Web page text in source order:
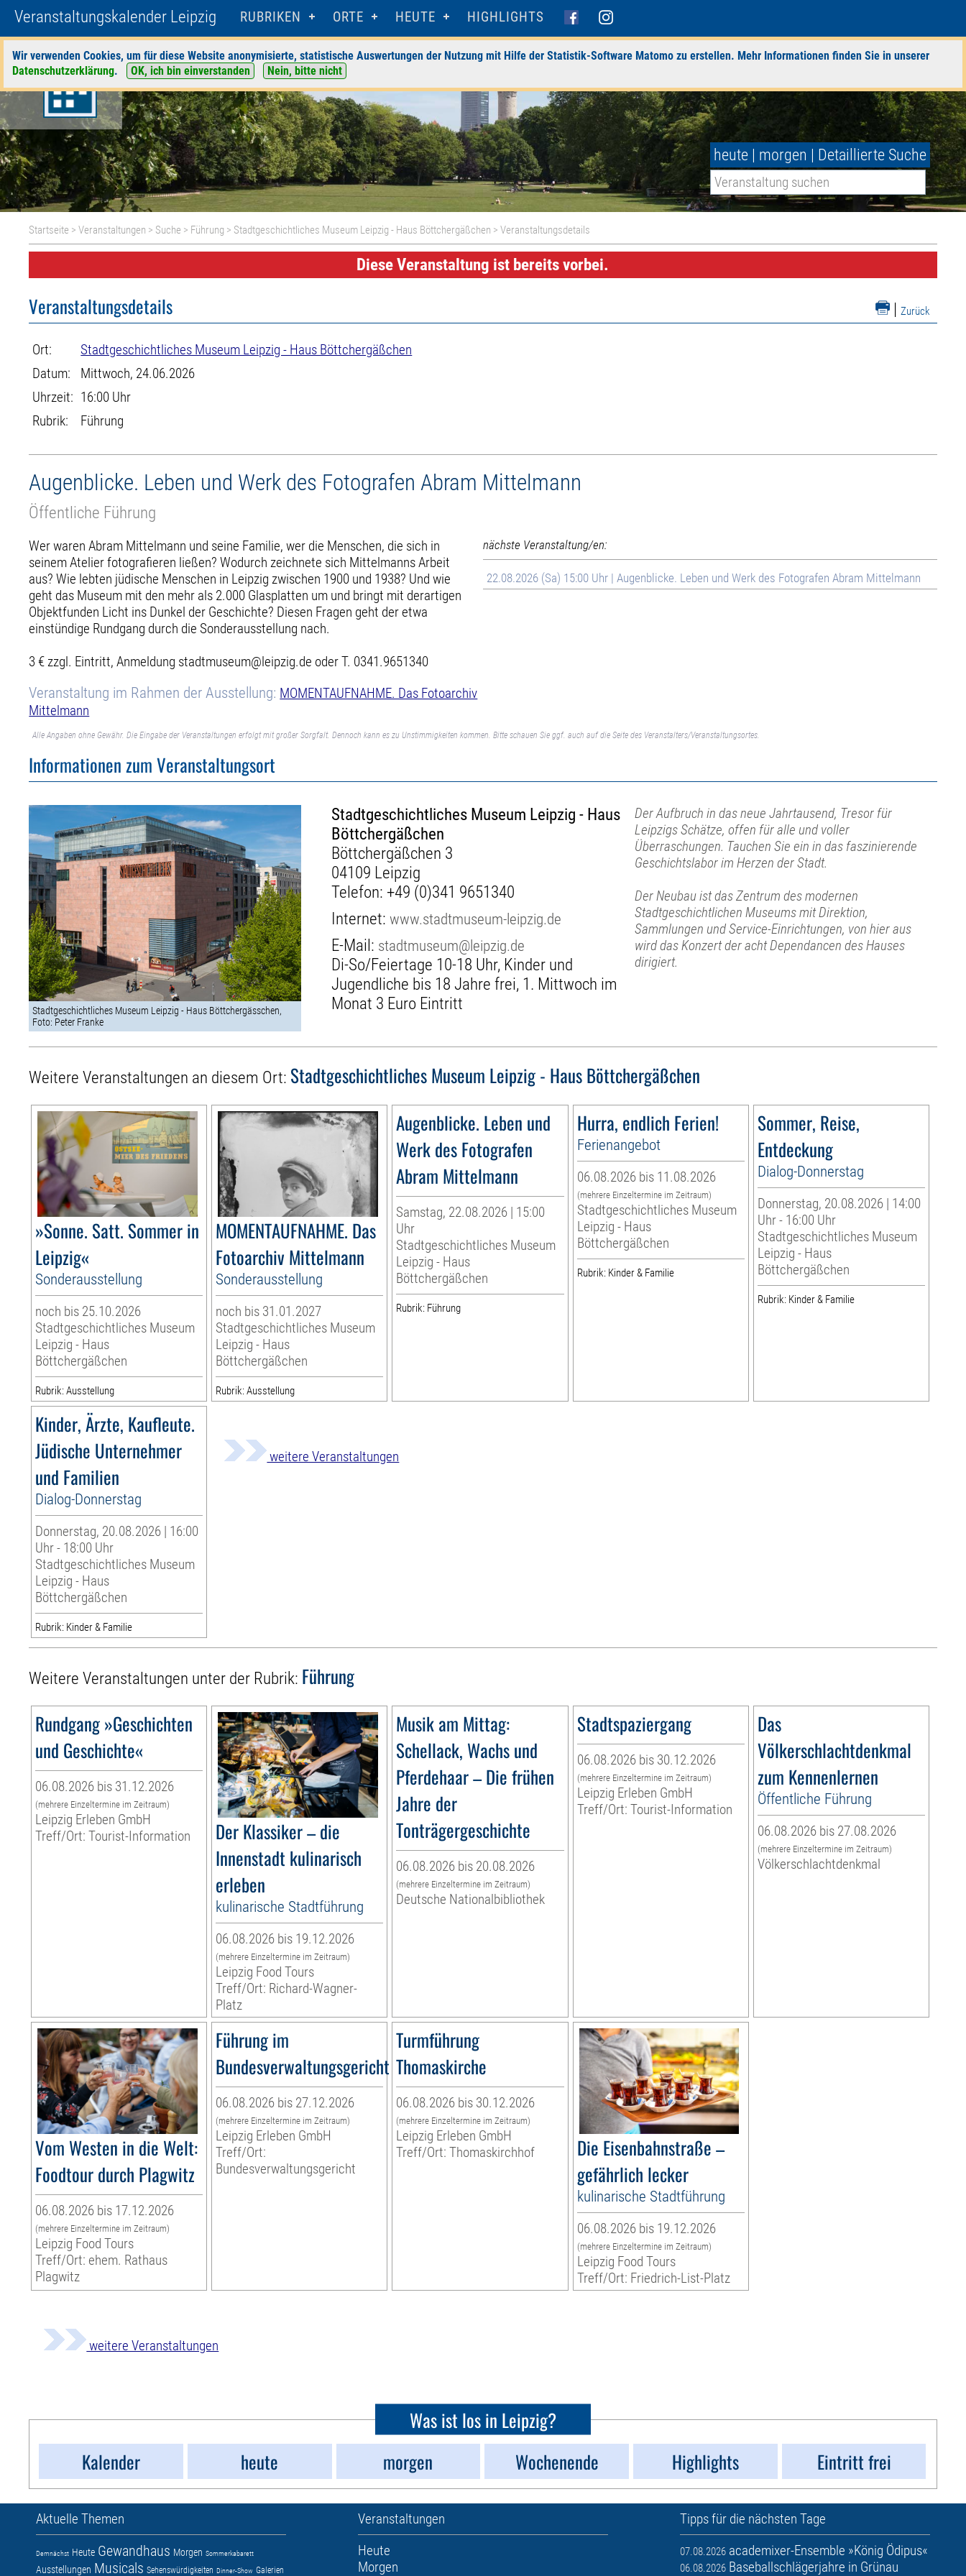
Veranstaltungskalender Leipzig RUBRIKEN ORTE HEUTE HIGHLIGHTS
Wir verwenden Cookies, um für diese Website anonymisierte, statistische Auswertungen der Nutzung mit Hilfe der Statistik-Software Matomo zu erstellen. Mehr Informationen finden Sie in unserer
Datenschutzerklärung. OK, ich bin einverstanden Nein, bitte nicht
heute | morgen | Detaillierte Suche
Startseite >Veranstaltungen > Suche > Führung > Stadtgeschichtliches Museum Leipzig - Haus Böttchergäßchen > Veranstaltungsdetails
Diese Veranstaltung ist bereits vorbei.
| Zurück
Veranstaltungsdetails
Ort:
Stadtgeschichtliches Museum Leipzig - Haus Böttchergäßchen
Datum:
Mittwoch, 24.06.2026
Uhrzeit: 16:00 Uhr
Rubrik:
Führung
Augenblicke. Leben und Werk des Fotografen Abram Mittelmann
Öffentliche Führung
Wer waren Abram Mittelmann und seine Familie, wer die Menschen, die sich in
seinem Atelier fotografieren ließen? Wodurch zeichnete sich Mittelmanns Arbeit
aus? Wie lebten jüdische Menschen in Leipzig zwischen 1900 und 1938? Und wie
geht das Museum mit den mehr als 2.000 Glasplatten um und bringt mit derartigen
Objektfunden Licht ins Dunkel der Geschichte? Diesen Fragen geht der etwa
einstündige Rundgang durch die Sonderausstellung nach.
3 € zzgl. Eintritt, Anmeldung stadtmuseum@leipzig.de oder T. 0341.9651340
Veranstaltung im Rahmen der Ausstellung: MOMENTAUFNAHME. Das Fotoarchiv
Mittelmann
nächste Veranstaltung/en:
22.08.2026 (Sa) 15:00 Uhr | Augenblicke. Leben und Werk des Fotografen Abram Mittelmann
Alle Angaben ohne Gewähr. Die Eingabe der Veranstaltungen erfolgt mit großer Sorgfalt. Dennoch kann es zu Unstimmigkeiten kommen. Bitte schauen Sie ggf. auch auf die Seite des Veranstalters/Veranstaltungsortes.
Informationen zum Veranstaltungsort
Stadtgeschichtliches Museum Leipzig - Haus Böttchergässchen,
Foto: Peter Franke
Stadtgeschichtliches Museum Leipzig - Haus
Böttchergäßchen
Böttchergäßchen 3
04109 Leipzig
Telefon: +49 (0)341 9651340
Internet:www.stadtmuseum-leipzig.de
E-Mail: stadtmuseum@leipzig.de
Di-So/Feiertage 10-18 Uhr, Kinder und
Jugendliche bis 18 Jahre frei, 1. Mittwoch im
Monat 3 Euro Eintritt
Der Aufbruch in das neue Jahrtausend, Tresor für
Leipzigs Schätze, offen für alle und voller
Überraschungen. Tauchen Sie ein in das faszinierende
Geschichtslabor im Herzen der Stadt.
Der Neubau ist das Zentrum des modernen
Stadtgeschichtlichen Museums mit Direktion,
Sammlungen und Service-Einrichtungen, von hier aus
wird das Konzert der acht Dependancen des Hauses
dirigiert.
Weitere Veranstaltungen an diesem Ort: Stadtgeschichtliches Museum Leipzig - Haus Böttchergäßchen
»Sonne. Satt. Sommer in
Leipzig«
Sonderausstellung
noch bis 25.10.2026
Stadtgeschichtliches Museum
Leipzig - Haus
Böttchergäßchen
Rubrik: Ausstellung
MOMENTAUFNAHME. Das
Fotoarchiv Mittelmann
Sonderausstellung
noch bis 31.01.2027
Stadtgeschichtliches Museum
Leipzig - Haus
Böttchergäßchen
Rubrik: Ausstellung
Augenblicke. Leben und
Werk des Fotografen
Abram Mittelmann
Samstag, 22.08.2026 | 15:00
Uhr
Stadtgeschichtliches Museum
Leipzig - Haus
Böttchergäßchen
Rubrik: Führung
Hurra, endlich Ferien!
Ferienangebot
06.08.2026 bis 11.08.2026
(mehrere Einzeltermine im Zeitraum)
Stadtgeschichtliches Museum
Leipzig - Haus
Böttchergäßchen
Rubrik: Kinder & Familie
Sommer, Reise,
Entdeckung
Dialog-Donnerstag
Donnerstag, 20.08.2026 | 14:00
Uhr - 16:00 Uhr
Stadtgeschichtliches Museum
Leipzig - Haus
Böttchergäßchen
Rubrik: Kinder & Familie
Kinder, Ärzte, Kaufleute.
Jüdische Unternehmer
und Familien
Dialog-Donnerstag
Donnerstag, 20.08.2026 | 16:00
Uhr - 18:00 Uhr
Stadtgeschichtliches Museum
Leipzig - Haus
Böttchergäßchen
Rubrik: Kinder & Familie
weitere Veranstaltungen
Weitere Veranstaltungen unter der Rubrik: Führung
Rundgang »Geschichten
und Geschichte«
06.08.2026 bis 31.12.2026
(mehrere Einzeltermine im Zeitraum)
Leipzig Erleben GmbH
Treff/Ort: Tourist-Information
Der Klassiker – die
Innenstadt kulinarisch
erleben
kulinarische Stadtführung
06.08.2026 bis 19.12.2026
(mehrere Einzeltermine im Zeitraum)
Leipzig Food Tours
Treff/Ort: Richard-Wagner-
Platz
Musik am Mittag:
Schellack, Wachs und
Pferdehaar – Die frühen
Jahre der
Tonträgergeschichte
06.08.2026 bis 20.08.2026
(mehrere Einzeltermine im Zeitraum)
Deutsche Nationalbibliothek
Stadtspaziergang
06.08.2026 bis 30.12.2026
(mehrere Einzeltermine im Zeitraum)
Leipzig Erleben GmbH
Treff/Ort: Tourist-Information
Das
Völkerschlachtdenkmal
zum Kennenlernen
Öffentliche Führung
06.08.2026 bis 27.08.2026
(mehrere Einzeltermine im Zeitraum)
Völkerschlachtdenkmal
Vom Westen in die Welt:
Foodtour durch Plagwitz
06.08.2026 bis 17.12.2026
(mehrere Einzeltermine im Zeitraum)
Leipzig Food Tours
Treff/Ort: ehem. Rathaus
Plagwitz
Führung im
Bundesverwaltungsgericht
06.08.2026 bis 27.12.2026
(mehrere Einzeltermine im Zeitraum)
Leipzig Erleben GmbH
Treff/Ort:
Bundesverwaltungsgericht
Turmführung
Thomaskirche
06.08.2026 bis 30.12.2026
(mehrere Einzeltermine im Zeitraum)
Leipzig Erleben GmbH
Treff/Ort: Thomaskirchhof
Die Eisenbahnstraße –
gefährlich lecker
kulinarische Stadtführung
06.08.2026 bis 19.12.2026
(mehrere Einzeltermine im Zeitraum)
Leipzig Food Tours
Treff/Ort: Friedrich-List-Platz
weitere Veranstaltungen
Was ist los in Leipzig?
Kalender
heute morgen Wochenende Highlights Eintritt frei
Aktuelle Themen
Demnächst Heute Gewandhaus Morgen Sommerkabarett
Ausstellungen Musicals Sehenswürdigkeiten Dinner-Show Galerien
Veranstaltungen
Heute
Morgen
Tipps für die nächsten Tage
07.08.2026 academixer-Ensemble »König Ödipus«
06.08.2026 Baseballschlägerjahre in Grünau